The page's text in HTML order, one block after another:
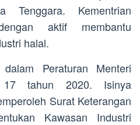
Kementrian
aktif membantu
halal.
Peraturan Menteri
17 tahun 2020. Isinya
Surat Keterangan
Kawasan Industri